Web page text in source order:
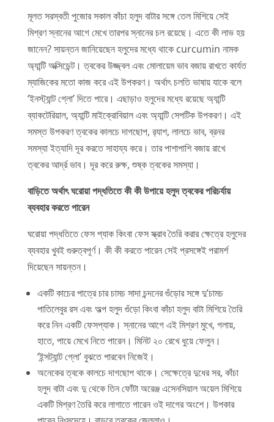
মূলত সরস্বতী পুজোর সকাল কাঁচা হলুদ বাটার সঙ্গে তেল মিশিয়ে সেই
মিশ্রণ স্নানের আগে মেখে তারপর স্নানের চল রয়েছে। এতে কী লাভ হয়
জানেন? সায়ন্তন জানিয়েছেন হলুদের মধ্যে থাকে curcumin নামক
অ্যান্টি অক্সিডেন্ট। ত্বকের উজ্জ্বল এবং মোলায়েম ভাব বজায় রাখতে কার্যত
ম্যাজিকের মতো কাজ করে এই উপকরণ। অর্থাৎ চলতি ভাষায় যাকে বলে
‘ইনস্ট্যান্ট গ্লো’ দিতে পারে। এছাড়াও হলুদের মধ্যে রয়েছে অ্যান্টি
ব্যাকটেরিয়াল, অ্যান্টি মাইক্রোবিয়াল এবং অ্যান্টি সেপটিক উপকরণ। এই
সমস্ত উপকরণ ত্বকের কালচে দাগছোপ, র‍্যাশ, লালচে ভাব, ব্রনর
সমস্যা ইত্যাদি দূর করতে সাহায্য করে। তার পাশাপাশি বজায় রাখে
ত্বকের আর্দ্র ভাব। দূর করে রুক্ষ, শুষ্ক ত্বকের সমস্যা।
বাড়িতে অর্থাৎ ঘরোয়া পদ্ধতিতে কী কী উপায়ে হলুদ ত্বকের পরিচর্যায়
ব্যবহার করতে পারেন
ঘরোয়া পদ্ধতিতে ফেস প্যাক কিংবা ফেস স্ক্রাব তৈরি করার ক্ষেত্রে হলুদের
ব্যবহার খুবই গুরুত্বপূর্ণ। কী কী করতে পারেন সেই প্রসঙ্গেই পরামর্শ
দিয়েছেন সায়ন্তন।
একটি কাচের পাত্রে চার চামচ সাদা চন্দনের গুঁড়োর সঙ্গে দু’চামচ
পাতিলেবুর রস এবং অল্প হলুদ গুঁড়ো কিংবা কাঁচা হলুদ বাটা মিশিয়ে তৈরি
করে নিন একটি ফেসপ্যাক। স্নানের আগে এই মিশ্রণ মুখে, গলায়,
হাতে, পায়ে মেখে নিতে পারেন। মিনিট ২০ রেখে ধুয়ে ফেলুন।
‘ইন্সট্যান্ট গ্লো’ বুঝতে পারবেন নিজেই।
অনেকের ত্বকে কালচে দাগছোপ থাকে। সেক্ষেত্রে দুধের সর, কাঁচা
হলুদ বাটা এবং দু থেকে তিন ফোঁটা অরেঞ্জ এসেনসিয়াল অয়েল মিশিয়ে
একটি মিশ্রণ তৈরি করে লাগাতে পারেন ওই দাগের অংশে। উপকার